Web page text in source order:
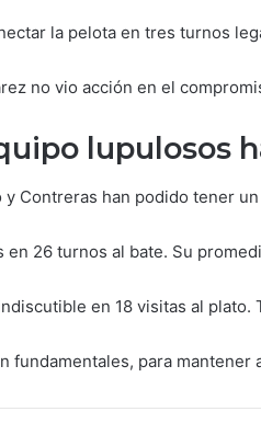
la pelota en tres turnos
no vio acción en el
lupulosos
Contreras han podido tener
26 turnos al bate. Su
en 18 visitas al
fundamentales, para